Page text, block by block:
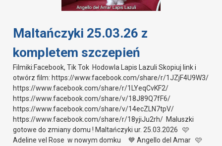
Maltańczyki 25.03.26 z
kompletem szczepień
Filmiki:Facebook, Tik Tok Hodowla Lapis Lazuli Skopiuj link i
otwórz film: https://www.facebook.com/share/r/1JZjF4U9W3/
https://www.facebook.com/share/r/1LYeqCvKF2/
https://www.facebook.com/share/v/18J89Q7fF6/
https://www.facebook.com/share/v/14ecZLN7tpV/
https://www.facebook.com/share/r/18yjiJu2rh/ Maluszki
gotowe do zmiany domu ! Maltańczyki ur. 25.03.2026 🩷
Adeline vel Rose w nowym domku 💙 Angello del Amar 🩷